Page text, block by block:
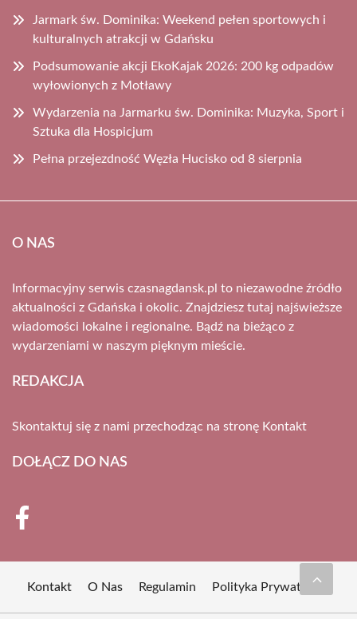
Jarmark św. Dominika: Weekend pełen sportowych i
kulturalnych atrakcji w Gdańsku
Podsumowanie akcji EkoKajak 2026: 200 kg odpadów
wyłowionych z Motławy
Wydarzenia na Jarmarku św. Dominika: Muzyka, Sport i
Sztuka dla Hospicjum
Pełna przejezdność Węzła Hucisko od 8 sierpnia
O NAS
Informacyjny serwis czasnagdansk.pl to niezawodne źródło
aktualności z Gdańska i okolic. Znajdziesz tutaj najświeższe
wiadomości lokalne i regionalne. Bądź na bieżąco z
wydarzeniami w naszym pięknym mieście.
REDAKCJA
Skontaktuj się z nami przechodząc na stronę Kontakt
DOŁĄCZ DO NAS
Kontakt O Nas Regulamin Polityka Prywatności